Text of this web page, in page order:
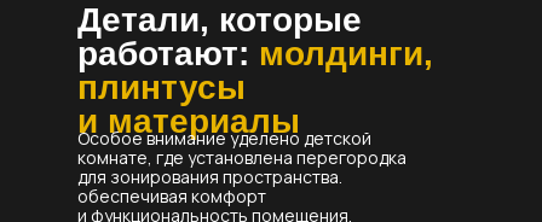
Детали, которые
работают: молдинги,
плинтусы
и материалы
Особое внимание уделено детской
комнате, где установлена перегородка
для зонирования пространства.
обеспечивая комфорт
и функциональность помещения.